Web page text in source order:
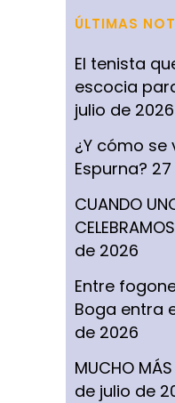
ÚLTIMAS
El tenista
escocia
julio de 2026
¿Y cómo se
Espurna?
CUANDO
de 2026
Entre
Boga entra
de 2026
MUCHO
de julio de